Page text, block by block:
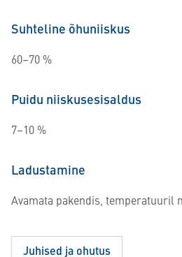
Suhteline õhuniiskus
60–70 %
Puidu niiskusesisaldus
7–10 %
Ladustamine
Avamata pakendis, temperatuuril
Juhised ja ohutus